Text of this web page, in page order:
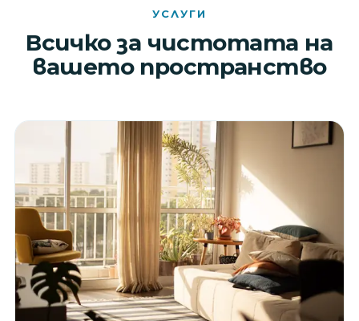
УСЛУГИ
Всичко за чистотата на
вашето пространство